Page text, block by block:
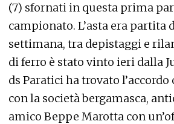
(7) sfornati in questa prima
campionato. L’asta era partita
settimana, tra depistaggi e
di ferro è stato vinto ieri dalla
ds Paratici ha trovato
con la società bergamasca,
amico Beppe Marotta con